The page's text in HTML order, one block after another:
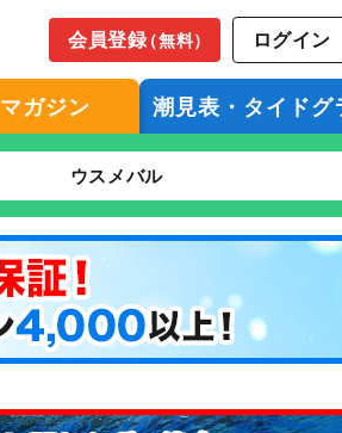
会員登録（無料） ログイン
マガジン 潮見表・タイドグ
ウスメバル